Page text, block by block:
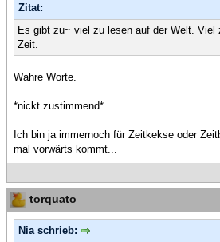
Zitat:
Es gibt zu~ viel zu lesen auf der Welt. Viel
Zeit.
Wahre Worte.
*nickt zustimmend*
Ich bin ja immernoch für Zeitkekse oder
mal vorwärts kommt...
torquato
Nia schrieb: